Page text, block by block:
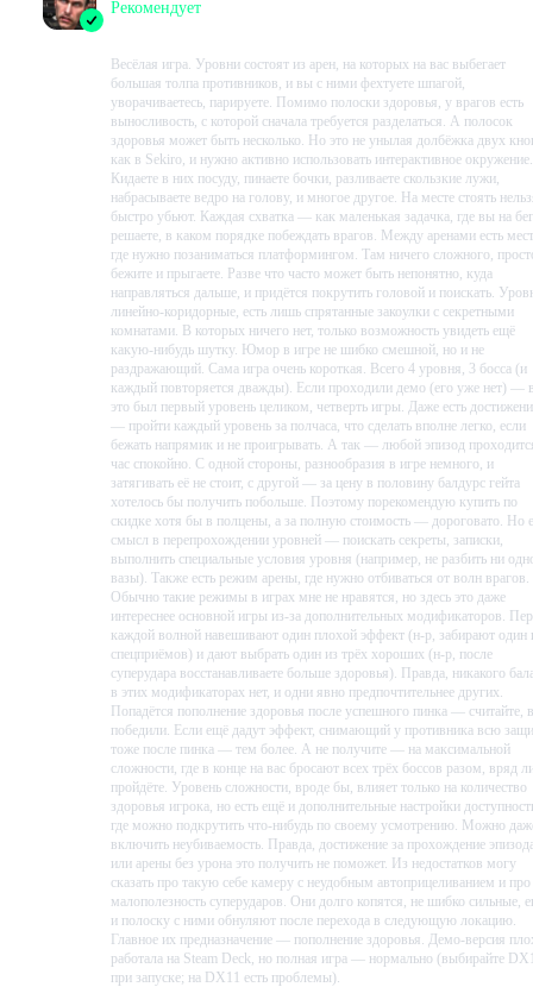
Theatrical Characters
A flamboyant cast dazzles the screen! Adalia and her rivals react to each of
your actions, exchanging witty one-liners during the flow of the fight.
Story Episodes
Discover the tales of Adalia, with unique challenges to complete and secrets
to uncover. Fight through marketplaces, dungeons and palaces: the world's
stage for your epic duels!
Award-winning Passion Project
Рекомендует
Весёлая игра. Уровни состоят из арен, на которых на вас выбегает
большая толпа противников, и вы с ними фехтуете шпагой,
уворачиваетесь, парируете. Помимо полоски здоровья, у врагов есть
выносливость, с которой сначала требуется разделаться. А полосок
здоровья может быть несколько. Но это не унылая долбёжка двух
как в Sekiro, и нужно активно использовать интерактивное окружение.
Кидаете в них посуду, пинаете бочки, разливаете скользкие лужи,
набрасываете ведро на голову, и многое другое. На месте стоять
быстро убьют. Каждая схватка — как маленькая задачка, где вы на
решаете, в каком порядке побеждать врагов. Между аренами есть
где нужно позаниматься платформингом. Там ничего сложного,
бежите и прыгаете. Разве что часто может быть непонятно, куда
направляться дальше, и придётся покрутить головой и поискать.
линейно-коридорные, есть лишь спрятанные закоулки с секретными
комнатами. В которых ничего нет, только возможность увидеть ещё
какую-нибудь шутку. Юмор в игре не шибко смешной, но и не
раздражающий. Сама игра очень короткая. Всего 4 уровня, 3 босса (и
каждый повторяется дважды). Если проходили демо (его уже нет) —
это был первый уровень целиком, четверть игры. Даже есть
— пройти каждый уровень за полчаса, что сделать вполне легко, если
бежать напрямик и не проигрывать. А так — любой эпизод
час спокойно. С одной стороны, разнообразия в игре немного, и
затягивать её не стоит, с другой — за цену в половину балдурс гейта
хотелось бы получить побольше. Поэтому порекомендую купить по
скидке хотя бы в полцены, а за полную стоимость — дороговато. Но
смысл в перепрохождении уровней — поискать секреты, записки,
выполнить специальные условия уровня (например, не разбить ни
вазы). Также есть режим арены, где нужно отбиваться от волн врагов.
Обычно такие режимы в играх мне не нравятся, но здесь это даже
интереснее основной игры из-за дополнительных модификаторов.
каждой волной навешивают один плохой эффект (н-р, забирают один
спецприёмов) и дают выбрать один из трёх хороших (н-р, после
суперудара восстанавливаете больше здоровья). Правда, никакого
в этих модификаторах нет, и одни явно предпочтительнее других.
Попадётся пополнение здоровья после успешного пинка — считайте,
победили. Если ещё дадут эффект, снимающий у противника всю
тоже после пинка — тем более. А не получите — на максимальной
сложности, где в конце на вас бросают всех трёх боссов разом, вряд
пройдёте. Уровень сложности, вроде бы, влияет только на количество
здоровья игрока, но есть ещё и дополнительные настройки
где можно подкрутить что-нибудь по своему усмотрению. Можно
включить неубиваемость. Правда, достижение за прохождение
или арены без урона это получить не поможет. Из недостатков могу
сказать про такую себе камеру с неудобным автоприцеливанием и про
малополезность суперударов. Они долго копятся, не шибко сильные,
и полоску с ними обнуляют после перехода в следующую локацию.
Главное их предназначение — пополнение здоровья. Демо-версия
работала на Steam Deck, но полная игра — нормально (выбирайте
при запуске; на DX11 есть проблемы).